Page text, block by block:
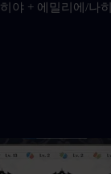
야 + 에밀리에/나